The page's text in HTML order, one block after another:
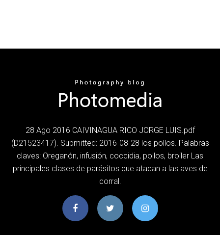
28 Ago 2016 CAIVINAGUA RICO JORGE LUIS.pdf
(D21523417). Submitted: 2016-08-28 los pollos. Palabras
claves: Oreganón, infusión, coccidia, pollos, broiler Las
principales clases de parásitos que atacan a las aves de
corral.